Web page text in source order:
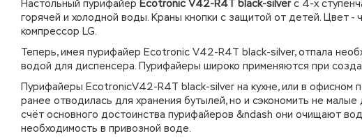
Настольный пурифайер Ecotronic V42-R4T black-silverс 4-х
горячей и холодной воды. Краны кнопки с защитой от детей. Цвет
компрессор LG.
Теперь, имея пурифайер Ecotronic V42-R4T black-silver, отпала
водой для диспенсера. Пурифайеры широко применяются при
Пурифайеры EcotronicV42-R4T black-silver на кухне, или в офисном
ранее отводилась для хранения бутылей, но и сэкономить не
счёт основного достоинства пурифайеров &ndash они очищают
необходимость в привозной воде.